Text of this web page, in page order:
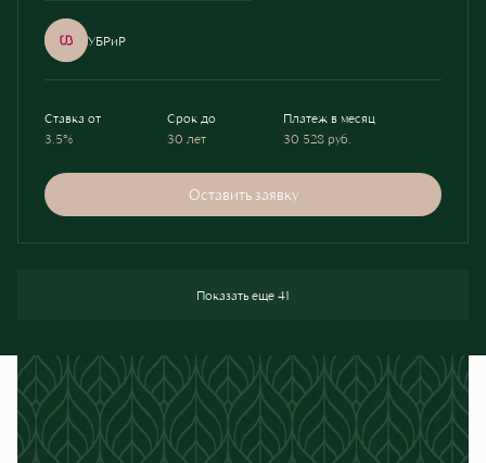
УБРиР
Ставка от
3.5%
Срок до
30 лет
Платеж в месяц
30 528 руб.
Оставить заявку
Показать еще 41